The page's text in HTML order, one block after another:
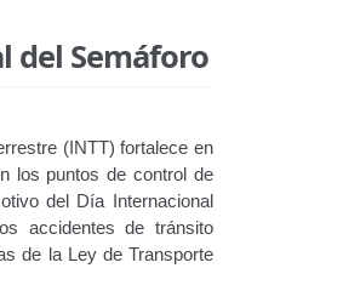
del Semáforo
(INTT) fortalece en
los puntos de control de
del Día Internacional
accidentes de tránsito
de la Ley de Transporte